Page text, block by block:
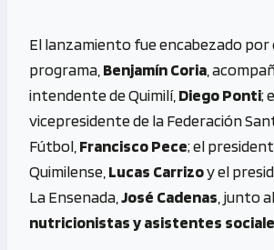
El lanzamiento fue encabezado
programa, Benjamín Coria ,
intendente de Quimilí, Diego Ponti;
vicepresidente de la Federación
Fútbol, Francisco Pece; el
Quimilense, Lucas Carrizoy el
La Ensenada, José Cadenas , junto
nutricionistas y asistentes